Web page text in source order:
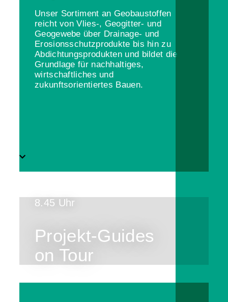
Unser Sortiment an Geobaustoffen
reicht von Vlies-, Geogitter- und
Geogewebe über Drainage- und
Erosionsschutzprodukte bis hin zu
Abdichtungsprodukten und bildet die
Grundlage für nachhaltiges,
wirtschaftliches und
zukunftsorientiertes Bauen.
8.45 Uhr
Projekt-Guides
on Tour